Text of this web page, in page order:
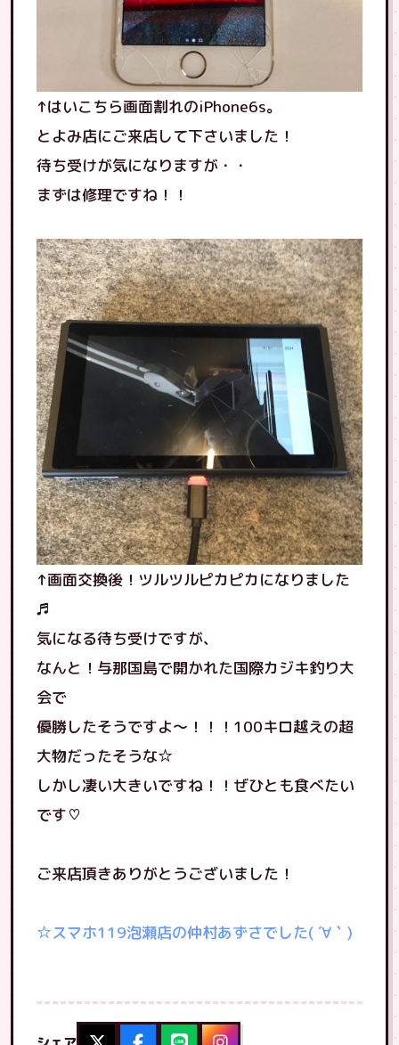
↑はいこちら画面割れのiPhone6s。
とよみ店にご来店して下さいました！
待ち受けが気になりますが・・
まずは修理ですね！！
↑画面交換後！ツルツルピカピカになりました
♬
気になる待ち受けですが、
なんと！与那国島で開かれた国際カジキ釣り大
会で
優勝したそうですよ〜！！！100キロ越えの超
大物だったそうな☆
しかし凄い大きいですね！！ぜひとも食べたい
です♡
ご来店頂きありがとうございました！
☆スマホ119泡瀬店の仲村あずさでした( ´∀｀)